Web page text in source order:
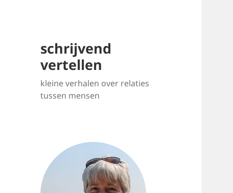
schrijvend
vertellen
kleine verhalen over relaties
tussen mensen